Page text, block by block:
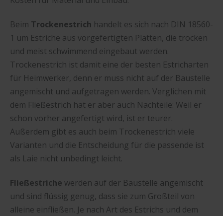
Beim Trockenestrich handelt es sich nach DIN 18560-
1 um Estriche aus vorgefertigten Platten, die trocken
und meist schwimmend eingebaut werden.
Trockenestrich ist damit eine der besten Estricharten
für Heimwerker, denn er muss nicht auf der Baustelle
angemischt und aufgetragen werden. Verglichen mit
dem Fließestrich hat er aber auch Nachteile: Weil er
schon vorher angefertigt wird, ist er teurer.
Außerdem gibt es auch beim Trockenestrich viele
Varianten und die Entscheidung für die passende ist
als Laie nicht unbedingt leicht.
Fließestriche werden auf der Baustelle angemischt
und sind flüssig genug, dass sie zum Großteil von
alleine einfließen. Je nach Art des Estrichs und dem